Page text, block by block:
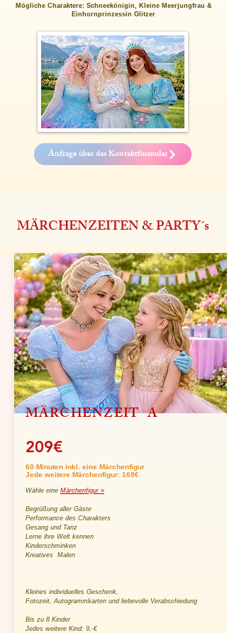
Mögliche Charaktere: Schneekönigin, Kleine Meerjungfrau &
Einhornprinzessin Glitzer
Anfrage über das Kontaktformular
MÄRCHENZEITEN & PARTY´s
MÄRCHENZEIT A
209€
60 Minuten inkl. eine Märchenfigur
Jede weitere Märchenfigur: 169€
Wähle eine Märchenfigur»
Begrüßung aller Gäste
Performance des Charakters
Gesang und Tanz
Lerne ihre Welt kennen
Kinderschminken
Kreatives Malen
Kleines individuelles Geschenk,
Fotozeit, Autogrammkarten und liebevolle Verabschiedung
Bis zu 8 Kinder
Jedes weitere Kind: 9,-€